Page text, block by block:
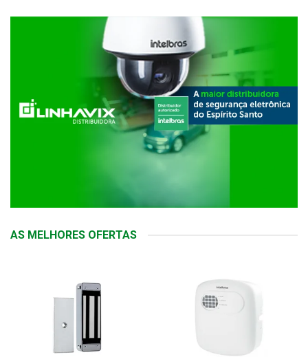
AS MELHORES OFERTAS